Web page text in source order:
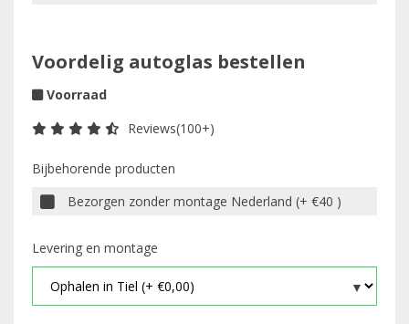
Voordelig autoglas bestellen
Voorraad
Reviews(100+)
Bijbehorende producten
Bezorgen zonder montage Nederland (+ €40 )
Levering en montage